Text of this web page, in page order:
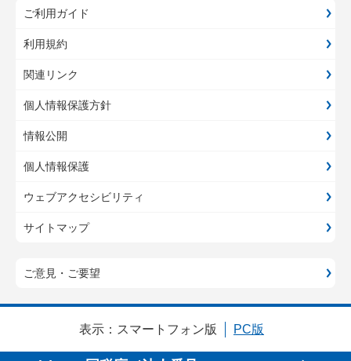
ご利用ガイド
利用規約
関連リンク
個人情報保護方針
情報公開
個人情報保護
ウェブアクセシビリティ
サイトマップ
ご意見・ご要望
表示： スマートフォン版 PC版